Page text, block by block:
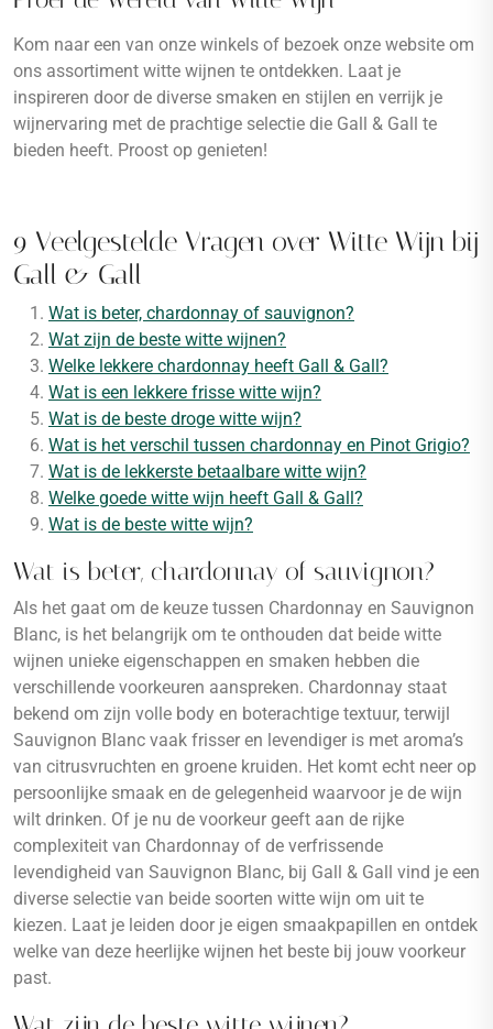
Kom naar een van onze winkels of bezoek onze website om
ons assortiment witte wijnen te ontdekken. Laat je
inspireren door de diverse smaken en stijlen en verrijk je
wijnervaring met de prachtige selectie die Gall & Gall te
bieden heeft. Proost op genieten!
9 Veelgestelde Vragen over Witte Wijn bij
Gall & Gall
Wat is beter, chardonnay of sauvignon?
Wat zijn de beste witte wijnen?
Welke lekkere chardonnay heeft Gall & Gall?
Wat is een lekkere frisse witte wijn?
Wat is de beste droge witte wijn?
Wat is het verschil tussen chardonnay en Pinot Grigio?
Wat is de lekkerste betaalbare witte wijn?
Welke goede witte wijn heeft Gall & Gall?
Wat is de beste witte wijn?
Wat is beter, chardonnay of sauvignon?
Als het gaat om de keuze tussen Chardonnay en Sauvignon
Blanc, is het belangrijk om te onthouden dat beide witte
wijnen unieke eigenschappen en smaken hebben die
verschillende voorkeuren aanspreken. Chardonnay staat
bekend om zijn volle body en boterachtige textuur, terwijl
Sauvignon Blanc vaak frisser en levendiger is met aroma’s
van citrusvruchten en groene kruiden. Het komt echt neer op
persoonlijke smaak en de gelegenheid waarvoor je de wijn
wilt drinken. Of je nu de voorkeur geeft aan de rijke
complexiteit van Chardonnay of de verfrissende
levendigheid van Sauvignon Blanc, bij Gall & Gall vind je een
diverse selectie van beide soorten witte wijn om uit te
kiezen. Laat je leiden door je eigen smaakpapillen en ontdek
welke van deze heerlijke wijnen het beste bij jouw voorkeur
past.